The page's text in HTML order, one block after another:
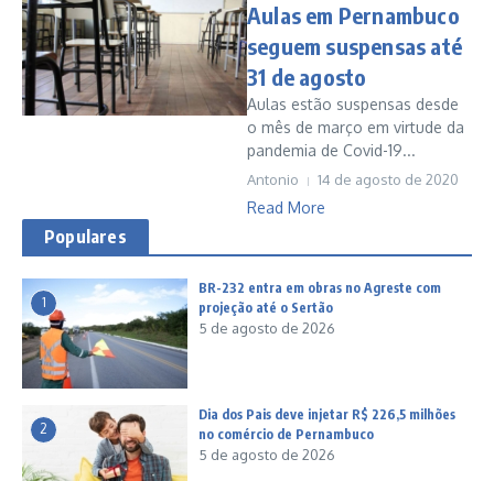
Aulas em Pernambuco
seguem suspensas até
31 de agosto
Aulas estão suspensas desde
o mês de março em virtude da
pandemia de Covid-19...
Antonio 14 de agosto de 2020
Read More
Populares
1
BR-232 entra em obras no Agreste com
projeção até o Sertão
5 de agosto de 2026
2
Dia dos Pais deve injetar R$ 226,5 milhões
no comércio de Pernambuco
5 de agosto de 2026